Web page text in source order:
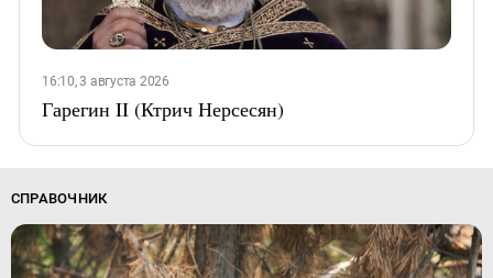
16:10, 3 августа 2026
Гарегин II (Ктрич Нерсесян)
СПРАВОЧНИК